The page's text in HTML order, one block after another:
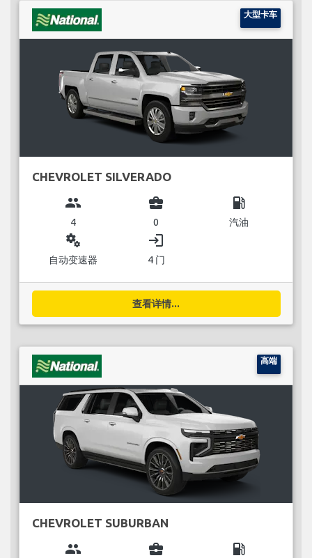
大型卡车
CHEVROLET SILVERADO
group
4
business_center
0
local_gas_station
汽油
miscellaneous_services
自动变速器
login
4 门
查看详情...
高端
CHEVROLET SUBURBAN
group business_center local_gas_station